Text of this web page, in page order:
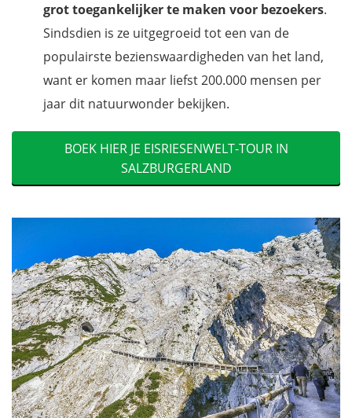
grot toegankelijker te maken voor bezoekers.
Sindsdien is ze uitgegroeid tot een van de
populairste bezienswaardigheden van het land,
want er komen maar liefst 200.000 mensen per
jaar dit natuurwonder bekijken.
BOEK HIER JE EISRIESENWELT-TOUR IN
SALZBURGERLAND